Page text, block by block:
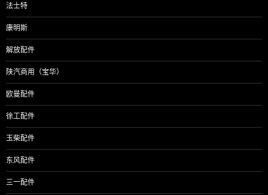
法士特
康明斯
解放配件
陕汽商用（宝华）
欧曼配件
徐工配件
玉柴配件
东风配件
三一配件